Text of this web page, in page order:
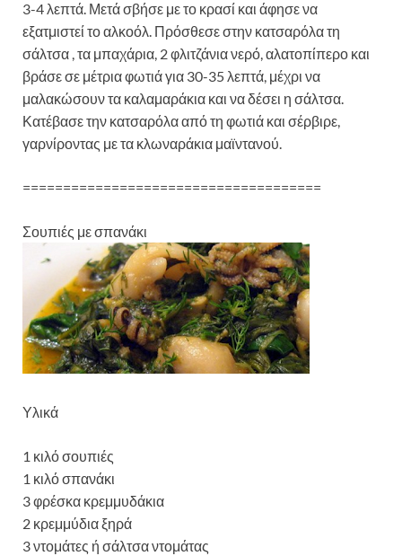
3-4 λεπτά. Μετά σβήσε με το κρασί και άφησε να
εξατμιστεί το αλκοόλ. Πρόσθεσε στην κατσαρόλα τη
σάλτσα , τα μπαχάρια, 2 φλιτζάνια νερό, αλατοπίπερο και
βράσε σε μέτρια φωτιά για 30-35 λεπτά, μέχρι να
μαλακώσουν τα καλαμαράκια και να δέσει η σάλτσα.
Κατέβασε την κατσαρόλα από τη φωτιά και σέρβιρε,
γαρνίροντας με τα κλωναράκια μαϊντανού.
=====================================
Σουπιές με σπανάκι
Υλικά
1 κιλό σουπιές
1 κιλό σπανάκι
3 φρέσκα κρεμμυδάκια
2 κρεμμύδια ξηρά
3 ντομάτες ή σάλτσα ντομάτας